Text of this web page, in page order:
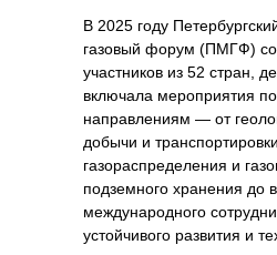
В 2025 году
газовый форум (ПМГФ)
участников из 52 стран,
включала мероприятия
направлениям — от
добычи и транспортировки
газораспределения и
подземного хранения до
международного
устойчивого развития и